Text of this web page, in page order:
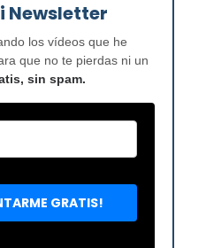
Newsletter
los vídeos que he
que no te pierdas ni un
sin spam.